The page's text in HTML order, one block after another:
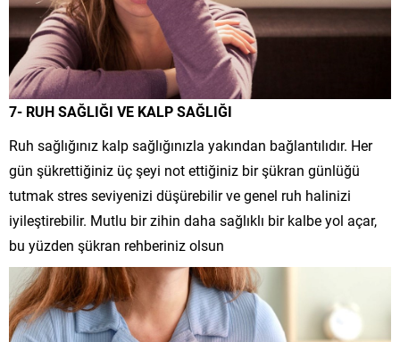
7- RUH SAĞLIĞI VE KALP SAĞLIĞI
Ruh sağlığınız kalp sağlığınızla yakından bağlantılıdır. Her
gün şükrettiğiniz üç şeyi not ettiğiniz bir şükran günlüğü
tutmak stres seviyenizi düşürebilir ve genel ruh halinizi
iyileştirebilir. Mutlu bir zihin daha sağlıklı bir kalbe yol açar,
bu yüzden şükran rehberiniz olsun